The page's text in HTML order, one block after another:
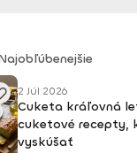
2 Júl 2026
Cuketa kráľovná
cuketové recepty,
vyskúšať